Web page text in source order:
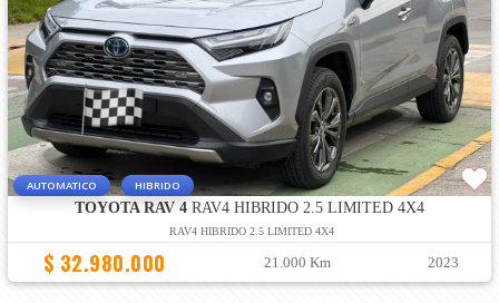
AUTOMATICO HIBRIDO
TOYOTA RAV 4RAV4 HIBRIDO 2.5 LIMITED 4X4
RAV4 HIBRIDO 2.5 LIMITED 4X4
$ 32.980.000 21.000 Km 2023